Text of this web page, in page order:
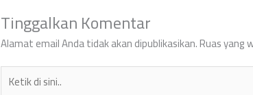
Tinggalkan Komentar
Alamat email Anda tidak akan dipublikasikan.Ruas yang
Ketik